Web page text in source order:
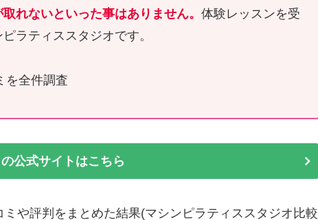
れないといった事はありません。体験レッスンを受
ラティススタジオです。
を全件調査
公式サイトはこちら
や評判をまとめた結果(マシンピラティススタジオ比較